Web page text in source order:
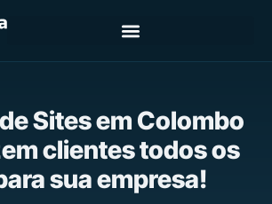
Sites em Colombo
clientes todos os
sua empresa!